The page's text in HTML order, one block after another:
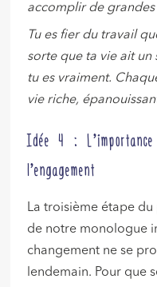
accomplir de grandes
Tu es fier du travail
sorte que ta vie ait un
tu es vraiment.
vie riche,
Idée 4 :
l’engagement
La troisième étape
de notre monologue
changement ne se
lendemain. Pour que